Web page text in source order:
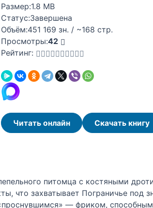
Размер:1.8 MB
Статус:Завершена
Объём:451 169 зн. / ~168 стр.
Просмотры:42
Рейтинг:
Читать онлайн Скачать книгу
питомца с костяными
что захватывает Пограничье под
— фриком,